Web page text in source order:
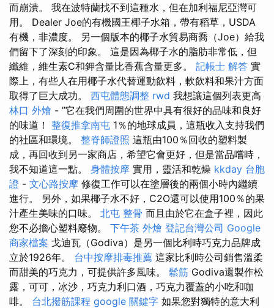
而崩潰。 我在波特蘭找不到這種水，但在加利福尼亞灣可
用。 Dealer Joe的有機國王椰子水箱，帶有稻草，USDA
有機，非濃度。 另一個版本的椰子水貿易商喬（Joe）給我
們留下了深刻的印象。 這是因為椰子水的脂肪非常低，但
纖維，維生素C和鉀含量比香蕉含量更多。 記帳士 解答 實
際上，有些人在用椰子水代替運動飲料，軟飲料和果汁方面
取得了巨大成功。 西屯體態調整 rwd 我想讓這個列表更高
林口 外燴 - ”它在我們周圍的世界中具有很好的品味和良好
的味道！ 整復推拿南屯 1％的地球成員，這瓶收入支持我們
的社區和環境。 整脊師證照 這瓶由100％回收的塑料製
成，再回收到另一家商店，希望它會更好，但是當品嚐時，
我不知道這一點。 身體按摩 實用，靈活和乾燥 kkday 台胞
證 - 文心路按摩 修復工作可以在塗層後的兩個小時內繼續
進行。 另外，如果椰子水不好，C2O還可以使用100％的果
汁產生美味的口味。 北屯 整骨 而且由於它在盒子裡，因此
您不必擔心塑料廢物。 下午茶 外燴 登記台灣公司 Google
商家檔案 戈迪瓦（Godiva）是另一個比利時巧克力品牌成
立於1926年。 台中按摩排毒推薦 這家比利時公司銷售溫柔
而甜美的巧克力，可提供許多風味。 鬆筋 Godiva還製作松
露，可可，冰沙，巧克力利口酒，巧克力覆蓋的小吃和咖
啡。 台北撥筋課程 google 關鍵字 如果您對獨特的意大利